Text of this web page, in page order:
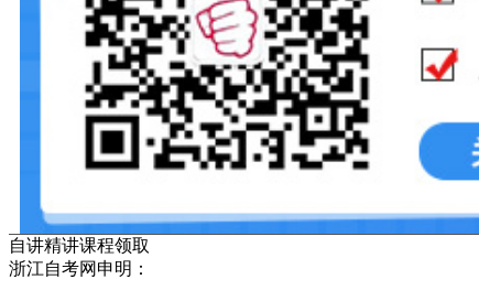
自讲精讲课程领取
浙江自考网申明：